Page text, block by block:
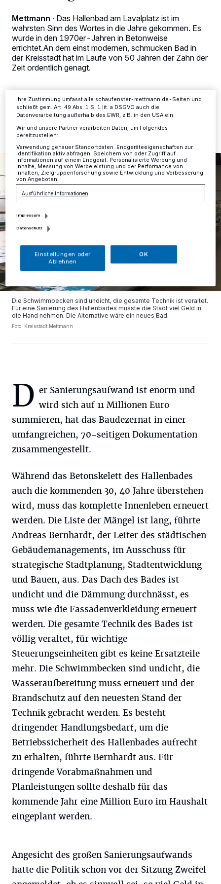
Mettmann · Das Hallenbad am Lavalplatz ist im
wahrsten Sinn des Wortes in die Jahre gekommen. Es
wurde in den 1970er-Jahren in Betonweise
errichtet.An dem einst modernen, schmucken Bad in
der Kreisstadt hat im Laufe von 50 Jahren der Zahn der
Zeit ordentlich genagt.
29.11.2021 , 11:21 Uhr 2 Minuten Lesezeit
Die Schwimmbecken sind undicht, die gesamte Technik ist veraltet.
Für eine Sanierung des Hallenbades müsste die Stadt viel Geld in
die Hand nehmen. Die Alternative wäre ein neues Bad.
Foto: Kreisstadt Mettmann
D er Sanierungsaufwand ist enorm und
wird sich auf 11 Millionen Euro
summieren, hat das Baudezernat in einer
umfangreichen, 70-seitigen Dokumentation
zusammengestellt.
Während das Betonskelett des Hallenbades
auch die kommenden 30, 40 Jahre überstehen
wird, muss das komplette Innenleben erneuert
werden. Die Liste der Mängel ist lang, führte
Andreas Bernhardt, der Leiter des städtischen
Gebäudemanagements, im Ausschuss für
strategische Stadtplanung, Stadtentwicklung
und Bauen, aus. Das Dach des Bades ist
undicht und die Dämmung durchnässt, es
muss wie die Fassadenverkleidung erneuert
werden. Die gesamte Technik des Bades ist
völlig veraltet, für wichtige
Steuerungseinheiten gibt es keine Ersatzteile
mehr. Die Schwimmbecken sind undicht, die
Wasseraufbereitung muss erneuert und der
Brandschutz auf den neuesten Stand der
Technik gebracht werden. Es besteht
dringender Handlungsbedarf, um die
Betriebssicherheit des Hallenbades aufrecht
zu erhalten, führte Bernhardt aus. Für
dringende Vorabmaßnahmen und
Planleistungen sollte deshalb für das
kommende Jahr eine Million Euro im Haushalt
eingeplant werden.
Angesicht des großen Sanierungsaufwands
hatte die Politik schon vor der Sitzung Zweifel
Kennungen auf Ihrem Gerät zu. Durch Auswahl von OK aktivieren Sie
Tracking-Technologien für die unter „Wir und unsere Partner
verarbeiten Daten, um Ihnen Dienste bereitzustellen“ aufgeführten
Zwecke. Wenn Tracker deaktiviert sind, sind manche Inhalte und
Anzeigen möglicherweise nicht mehr so relevant für Sie. Sie können
dieses Menü jederzeit wieder aufrufen, um Ihre Einstellungen zu
Einstellungen oder Ablehnen am unteren Rand der Webseite klicken.
Ihre Zustimmung umfasst alle schaufenster-mettmann.de-Seiten und
schließt gem. Art. 49 Abs. 1 S. 1 lit. a DSGVO auch die
Datenverarbeitung außerhalb des EWR, z.B. in den USA ein.
Wir und unsere Partner verarbeiten Daten, um Folgendes
bereitzustellen:
Verwendung genauer Standortdaten. Endgeräteeigenschaften zur
Identifikation aktiv abfragen. Speichern von oder Zugriff auf
Informationen auf einem Endgerät. Personalisierte Werbung und
Inhalte, Messung von Werbeleistung und der Performance von
Inhalten, Zielgruppenforschung sowie Entwicklung und Verbesserung
von Angeboten.
Ausführliche Informationen
Impressum
Datenschutz
Einstellungen oder
Ablehnen
OK